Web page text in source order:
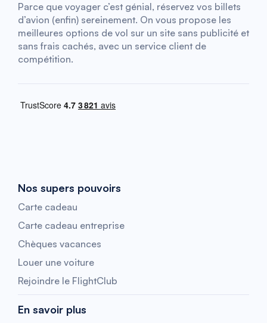
Parce que voyager c’est génial, réservez vos billets
d’avion (enfin) sereinement. On vous propose les
meilleures options de vol sur un site sans publicité et
sans frais cachés, avec un service client de
compétition.
Nos supers pouvoirs
Carte cadeau
Carte cadeau entreprise
Chèques vacances
Louer une voiture
Rejoindre le FlightClub
En savoir plus